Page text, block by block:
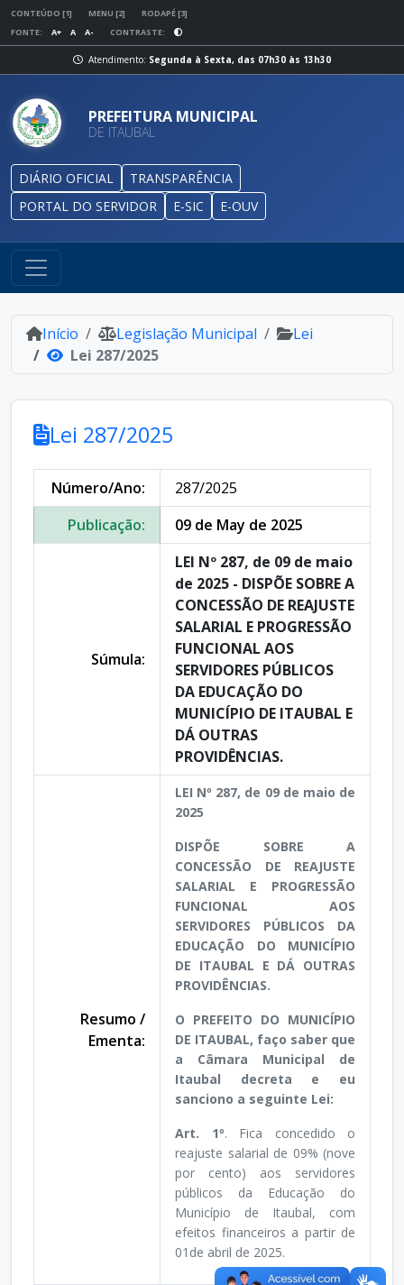
CONTEÚDO [1] MENU [2]
RODAPÉ [3]
FONTE:
A+ A A- CONTRASTE:
Atendimento: Segunda à Sexta, das 07h30 às 13h30
PREFEITURA MUNICIPAL
DE ITAUBAL
DIÁRIO OFICIAL
TRANSPARÊNCIA
PORTAL DO SERVIDOR
E-SIC E-OUV
Início Legislação Municipal
Lei
Lei 287/2025
Lei 287/2025
Número/Ano:
287/2025
Publicação:
09 de May de 2025
Súmula:
LEI Nº 287, de 09 de maio
de 2025 - DISPÕE SOBRE A
CONCESSÃO DE REAJUSTE
SALARIAL E PROGRESSÃO
FUNCIONAL AOS
SERVIDORES PÚBLICOS
DA EDUCAÇÃO DO
MUNICÍPIO DE ITAUBAL E
DÁ OUTRAS
PROVIDÊNCIAS.
Resumo /
Ementa:
LEI Nº 287, de 09 de maio de
2025
DISPÕE SOBRE A
CONCESSÃO DE REAJUSTE
SALARIAL E PROGRESSÃO
FUNCIONAL AOS
SERVIDORES PÚBLICOS DA
EDUCAÇÃO DO MUNICÍPIO
DE ITAUBAL E DÁ OUTRAS
PROVIDÊNCIAS.
O PREFEITO DO MUNICÍPIO
DE ITAUBAL, faço saber que
a Câmara Municipal de
Itaubal decreta e eu
sanciono a seguinte Lei:
Art. 1º. Fica concedido o
reajuste salarial de 09% (nove
por cento) aos servidores
públicos da Educação do
Município de Itaubal, com
efeitos financeiros a partir de
01de abril de 2025.